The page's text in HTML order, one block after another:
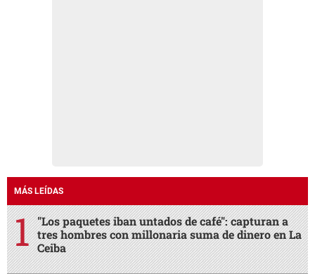
MÁS LEÍDAS
"Los paquetes iban untados de café": capturan a
tres hombres con millonaria suma de dinero en La
Ceiba